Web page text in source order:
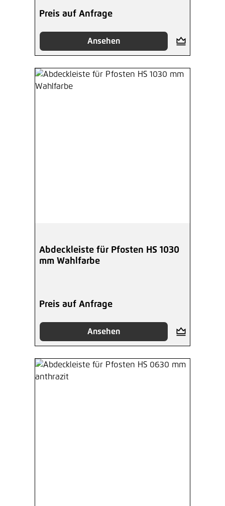
Preis auf Anfrage
Ansehen
Abdeckleiste für Pfosten HS 1030
mm Wahlfarbe
Preis auf Anfrage
Ansehen